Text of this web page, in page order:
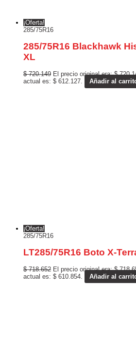
¡Oferta!
285/75R16
285/75R16 Blackhawk
XL
$720.149 El precio original era: $
actual es: $ 612.127.
Añadir al
¡Oferta!
285/75R16
LT285/75R16 Boto X-
$718.652 El precio original era: $
actual es: $ 610.854.
Añadir al